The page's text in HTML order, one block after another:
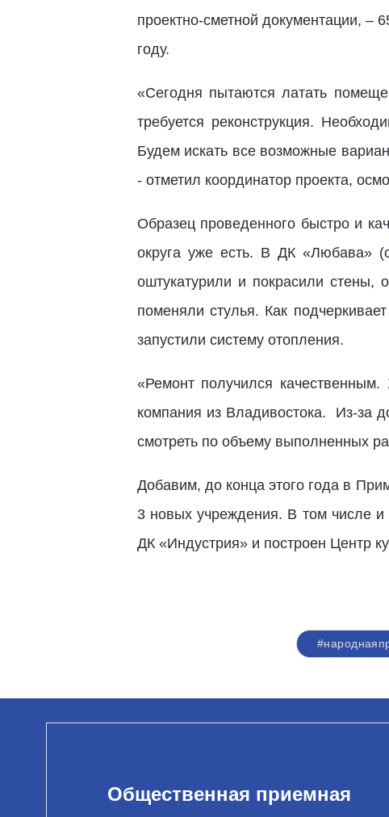
проектно-сметной документации, –
году.
«Сегодня пытаются латать
требуется реконструкция.
Будем искать все возможные
- отметил координатор проекта,
Образец проведенного быстро и
округа уже есть. В ДК «Любава»
оштукатурили и покрасили стены,
поменяли стулья. Как
запустили систему отопления.
«Ремонт получился
компания из Владивостока. Из-за
смотреть по объему выполненных
Добавим, до конца этого года в
3 новых учреждения. В том числе и
ДК «Индустрия» и построен Центр
Общественная приемная